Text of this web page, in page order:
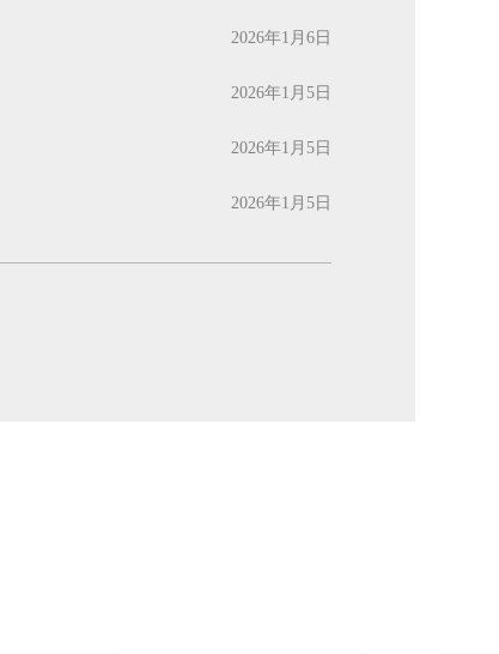
2026年1月6日
2026年1月5日
2026年1月5日
2026年1月5日